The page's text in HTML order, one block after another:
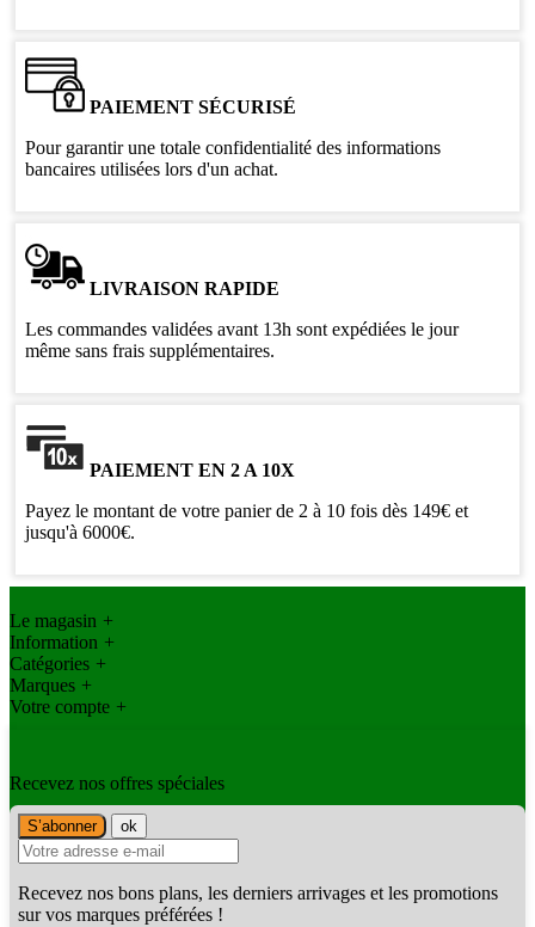
PAIEMENT SÉCURISÉ
Pour garantir une totale confidentialité des informations
bancaires utilisées lors d'un achat.
LIVRAISON RAPIDE
Les commandes validées avant 13h sont expédiées le jour
même sans frais supplémentaires.
PAIEMENT EN 2 A 10X
Payez le montant de votre panier de 2 à 10 fois dès 149€ et
jusqu'à 6000€.
Le magasin +
Information +
Catégories +
Marques +
Votre compte +
Recevez nos offres spéciales
Recevez nos bons plans, les derniers arrivages et les promotions
sur vos marques préférées !